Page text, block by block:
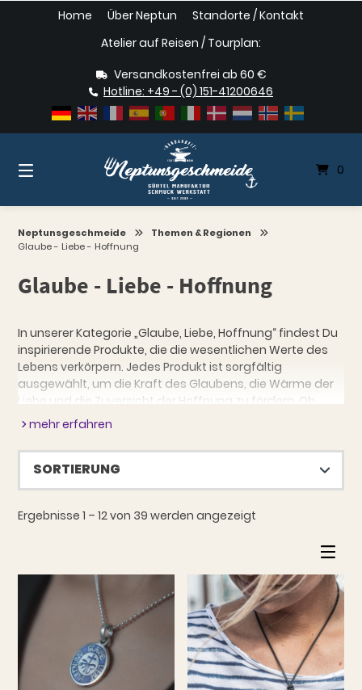
Home Über Neptun
Standorte / Kontakt
Atelier auf Reisen / Tourplan:
Versandkostenfrei ab 60 €
Hotline: +49 - (0) 151-41200646
0
Neptunsgeschmeide
Themen & Regionen
Glaube - Liebe - Hoffnung
Glaube - Liebe - Hoffnung
In unserer Kategorie „Glaube, Liebe, Hoffnung“ findest Du
inspirierende Produkte, die die wesentlichen Werte des
Lebens verkörpern. Jedes Produkt ist sorgfältig
ausgewählt, um die Kraft des Glaubens, die Wärme der
Liebe und die Zuversicht der Hoffnung zu fördern. Ob
romantische oder motivierende Geschenke– hier
Seelen stärken. Lasse Dich von unserer Auswahl
inspirieren und bringe diese positiven Aspekte nach
Zuhause oder verschenke sie sie an Deine Liebsten.
eine strahlende Zukunft.
mehr erfahren
Ergebnisse 1 – 12 von 39 werden angezeigt